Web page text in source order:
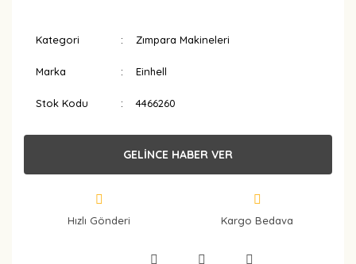
Kategori Zımpara Makineleri
Marka Einhell
Stok Kodu 4466260
GELİNCE HABER VER
Hızlı Gönderi Kargo Bedava